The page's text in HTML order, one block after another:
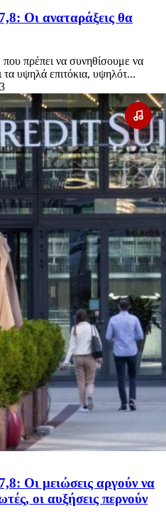
Οι αναταράξεις θα
που πρέπει να συνηθίσουμε να
τα υψηλά επιτόκια, υψηλότ...
Οι μειώσεις αργούν να
οι αυξήσεις περνούν